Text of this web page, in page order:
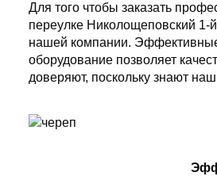
Для того чтобы заказать
переулке Николощеповский 1-
нашей компании.
оборудование позволяет
доверяют, поскольку знают